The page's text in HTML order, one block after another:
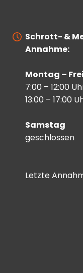
Schrott- &
Annahme:
Montag –
7:00 – 12:00
13:00 – 17:00
Samstag
geschlossen
Letzte